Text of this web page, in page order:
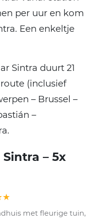
per uur en kom
Een enkeltje
Sintra duurt 21
(inclusief
– Brussel –
–
– 5x
met fleurige tuin,